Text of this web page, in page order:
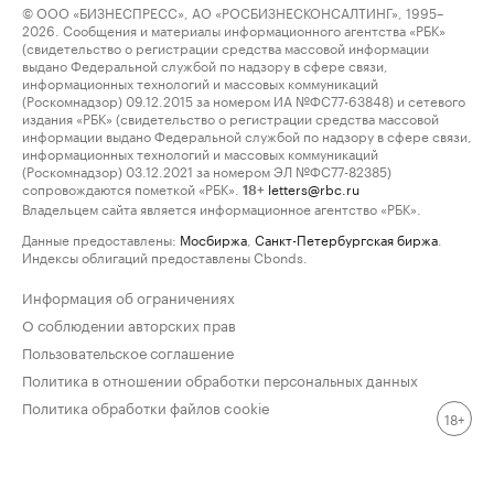
© ООО «БИЗНЕСПРЕСС», АО «РОСБИЗНЕСКОНСАЛТИНГ», 1995–
2026. Сообщения и материалы информационного агентства «РБК»
(свидетельство о регистрации средства массовой информации
выдано Федеральной службой по надзору в сфере связи,
информационных технологий и массовых коммуникаций
(Роскомнадзор) 09.12.2015 за номером ИА №ФС77-63848) и сетевого
издания «РБК» (свидетельство о регистрации средства массовой
информации выдано Федеральной службой по надзору в сфере связи,
информационных технологий и массовых коммуникаций
(Роскомнадзор) 03.12.2021 за номером ЭЛ №ФС77-82385)
сопровождаются пометкой «РБК».
18+ letters@rbc.ru
Владельцем сайта является информационное агентство «РБК».
Данные предоставлены: Мосбиржа Санкт-Петербургская биржа
Индексы облигаций предоставлены Cbonds.
Информация об ограничениях
О соблюдении авторских прав
Пользовательское соглашение
Политика в отношении обработки персональных данных
Политика обработки файлов cookie
18+